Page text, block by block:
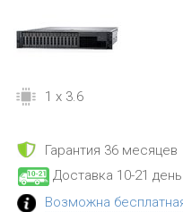
1 x 3.6
Гарантия 36 месяцев
Доставка 10-21 день
Возможна